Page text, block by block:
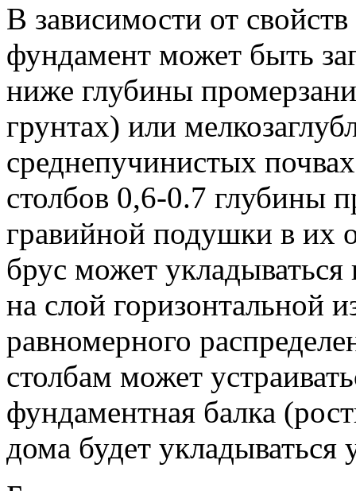
В зависимости от
фундамент может быть
ниже глубины
грунтах) или
среднепучинистых
столбов 0,6-0.7 глубины
гравийной подушки в их
брус может
на слой горизонтальной
равномерного
столбам может
фундаментная балка
дома будет укладываться